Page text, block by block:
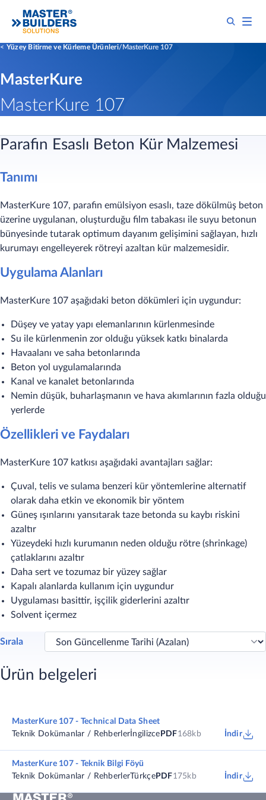
Yüzey Bitirme ve Kürleme Ürünleri MasterKure 107
MasterKure
MasterKure 107
Parafin Esaslı Beton Kür Malzemesi
Tanımı
MasterKure 107, parafin emülsiyon esaslı, taze dökülmüş beton
üzerine uygulanan, oluşturduğu film tabakası ile suyu betonun
bünyesinde tutarak optimum dayanım gelişimini sağlayan, hızlı
kurumayı engelleyerek rötreyi azaltan kür malzemesidir.
Uygulama Alanları
MasterKure 107 aşağıdaki beton dökümleri için uygundur:
Düşey ve yatay yapı elemanlarının kürlenmesinde
Su ile kürlenmenin zor olduğu yüksek katkı binalarda
Havaalanı ve saha betonlarında
Beton yol uygulamalarında
Kanal ve kanalet betonlarında
Nemin düşük, buharlaşmanın ve hava akımlarının fazla olduğu
yerlerde
Özellikleri ve Faydaları
MasterKure 107 katkısı aşağıdaki avantajları sağlar:
Çuval, telis ve sulama benzeri kür yöntemlerine alternatif
olarak daha etkin ve ekonomik bir yöntem
Güneş ışınlarını yansıtarak taze betonda su kaybı riskini
azaltır
Yüzeydeki hızlı kurumanın neden olduğu rötre (shrinkage)
çatlaklarını azaltır
Daha sert ve tozumaz bir yüzey sağlar
Kapalı alanlarda kullanım için uygundur
Uygulaması basittir, işçilik giderlerini azaltır
Solvent içermez
Sırala
Ürün belgeleri
MasterKure 107 - Technical Data Sheet
Teknik Dokümanlar / Rehberler İngilizce PDF168kb İndir
MasterKure 107 - Teknik Bilgi Föyü
Teknik Dokümanlar / RehberlerTürkçePDF175kb İndir